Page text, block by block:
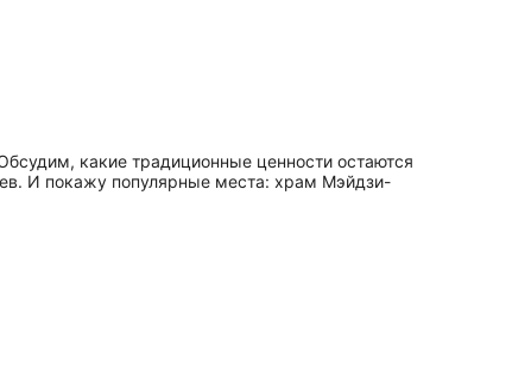
какие традиционные ценности остаются
И покажу популярные места: храм Мэйдзи-